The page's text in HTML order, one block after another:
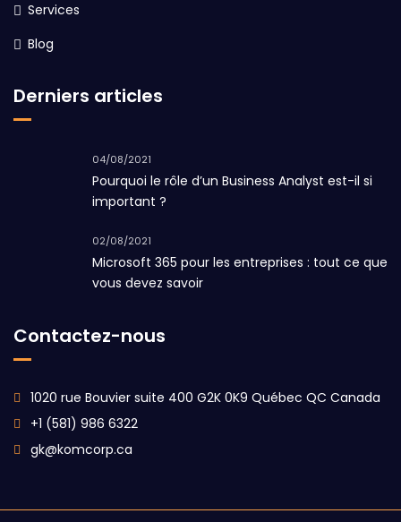
Services
Blog
Derniers articles
04/08/2021
Pourquoi le rôle d’un Business Analyst est-il si
important ?
02/08/2021
Microsoft 365 pour les entreprises : tout ce que
vous devez savoir
Contactez-nous
1020 rue Bouvier suite 400 G2K 0K9 Québec QC Canada
+1 (581) 986 6322
gk@komcorp.ca